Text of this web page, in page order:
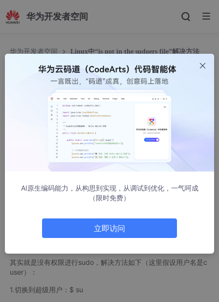
华为开发者空间
华为开发者空间 Linux中“is not in the sudoers file”解决方法
Linux中“is not in the sudoers file”解决方法
墨水鱼
58970人浏览 · 2010-01-10 11:27:00
最近虚拟机装了个RedHat Enterprise Server 5，用惯了Ubunt
u，觉得不太适应。
file”：
Password:
cuser is not in the sudoers file. This inc
其实就是没有权限进行sudo，解决方法如下（这里假设用户名是c
user）：
1.切换到超级用户：$ su
AI原生编码能力，从构思到实现，从调试到优化，一气呵成
（限时免费）
立即访问